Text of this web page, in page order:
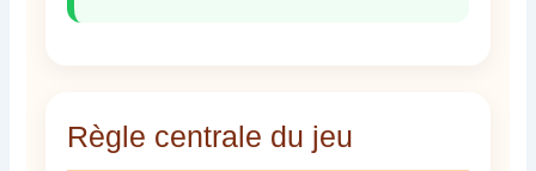
Règle centrale du jeu